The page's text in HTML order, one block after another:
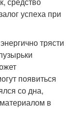
успеха при
трясти
появиться
со дна,
в